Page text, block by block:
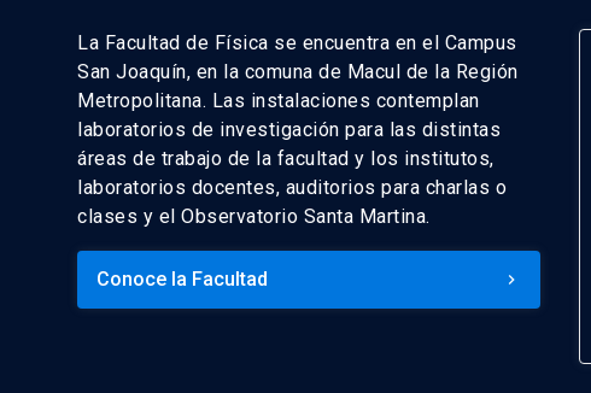
La Facultad de Física se encuentra en el Campus
San Joaquín, en la comuna de Macul de la Región
Metropolitana. Las instalaciones contemplan
laboratorios de investigación para las distintas
áreas de trabajo de la facultad y los institutos,
laboratorios docentes, auditorios para charlas o
clases y el Observatorio Santa Martina.
Conoce la Facultad keyboard_arrow_right